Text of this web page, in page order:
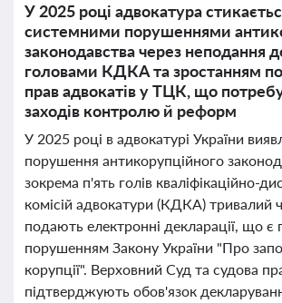
У 2025 році адвокатура
системними порушеннями
законодавства через неподання
головами КДКА та зростанням
прав адвокатів у ТЦК, що
заходів контролю й реформ
У 2025 році в адвокатурі України
порушення антикорупційного
зокрема п'ять голів кваліфікаційно-
комісій адвокатури (КДКА) тривалий
подають електронні декларації, що
порушенням Закону України "Про
корупції". Верховний Суд та судова
підтверджують обов'язок